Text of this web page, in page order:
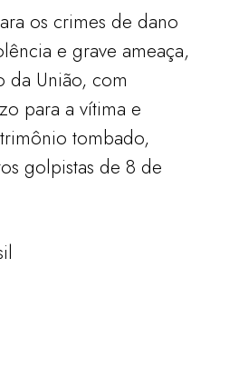
os crimes de dano
e grave ameaça,
da União, com
para a vítima e
tombado,
golpistas de 8 de